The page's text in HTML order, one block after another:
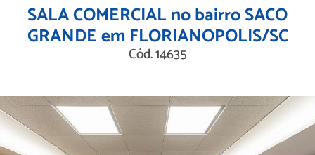
SALA COMERCIAL no bairro SACO
GRANDE em FLORIANOPOLIS/SC
Cód. 14635